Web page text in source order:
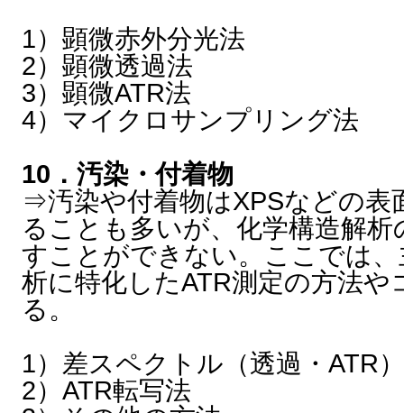
1）顕微赤外分光法
2）顕微透過法
3）顕微ATR法
4）マイクロサンプリング法
10．汚染・付着物
⇒汚染や付着物はXPSなどの表
ることも多いが、化学構造解
すことができない。ここでは
析に特化したATR測定の方法
る。
1）差スペクトル（透過・ATR）
2）ATR転写法